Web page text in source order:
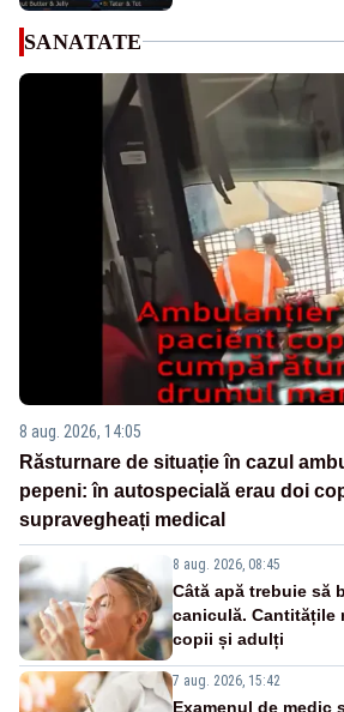
SANATATE
8 aug. 2026, 14:05
Răsturnare de situație în cazul
pepeni: în autospecială erau doi
supravegheați medical
8 aug. 2026, 08:45
Câtă apă trebuie să
caniculă. Cantitățile
copii și adulți
7 aug. 2026, 15:42
Examenul de medic